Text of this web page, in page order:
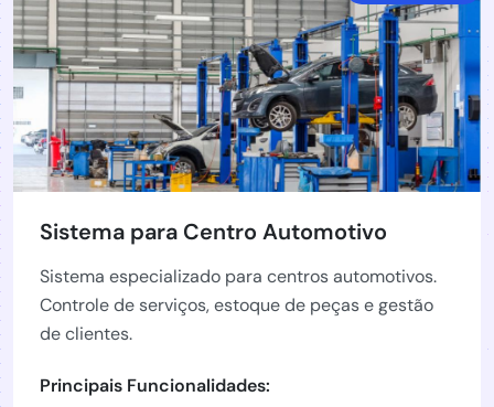
Sistema para Centro Automotivo
Sistema especializado para centros automotivos.
Controle de serviços, estoque de peças e gestão
de clientes.
Principais Funcionalidades: